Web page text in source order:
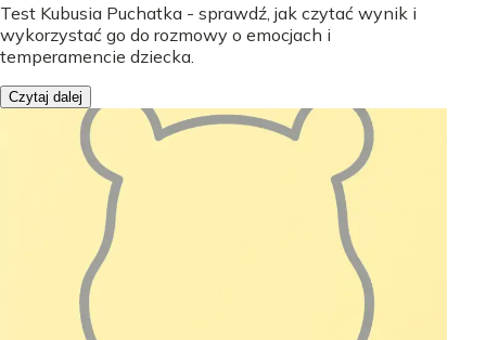
Test Kubusia Puchatka - sprawdź, jak czytać wynik i
wykorzystać go do rozmowy o emocjach i
temperamencie dziecka.
Czytaj dalej